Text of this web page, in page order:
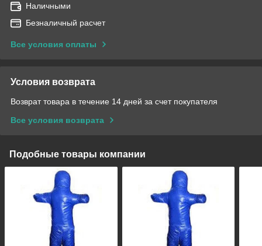
Наличными
Безналичный расчет
Все условия оплаты
Условия возврата
Возврат товара в течение 14 дней за счет покупателя
Все условия возврата
Подобные товары компании